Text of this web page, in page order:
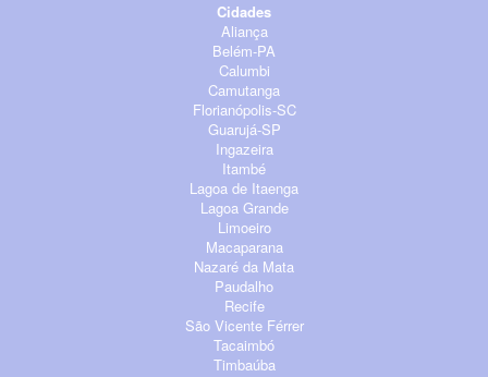
Cidades
Aliança
Belém-PA
Calumbi
Camutanga
Florianópolis-SC
Guarujá-SP
Ingazeira
Itambé
Lagoa de Itaenga
Lagoa Grande
Limoeiro
Macaparana
Nazaré da Mata
Paudalho
Recife
São Vicente Férrer
Tacaimbó
Timbaúba